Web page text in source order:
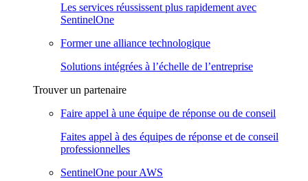
Les services réussissent plus rapidement avec
SentinelOne
Former une alliance technologique
Solutions intégrées à l’échelle de l’entreprise
Trouver un partenaire
Faire appel à une équipe de réponse ou de conseil
Faites appel à des équipes de réponse et de conseil
professionnelles
SentinelOne pour AWS